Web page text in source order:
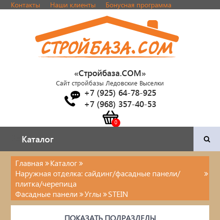
Контакты Наши клиенты Бонусная программа
«Стройбаза.COM»
Сайт стройбазы Ледовские Выселки
+7 (925) 64-78-925
+7 (968) 357-40-53
Каталог
Каталог
Двери и фурнитура
Наша продукция
Главная
Каталог
Наружная отделка: сайдинг/фасадные панели/
плитка/черепица
Фасадные панели
Углы STEIN
ПОКАЗАТЬ ПОДРАЗДЕЛЫ